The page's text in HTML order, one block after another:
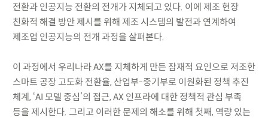
전환과 인공지능 전환의 전개가 지체되고 있다. 이에 제조 현장
친화적 해결 방안 제시를 위해 제조 시스템의 발전과 연계하여
제조업 인공지능의 전개 과정을 살펴본다.
이 과정에서 우리나라 AX를 지체하게 만든 잠재적 요인으로 저조한
스마트 공장 고도화 전환율, 산업부-중기부로 이원화된 정책 추진
체계, ‘AI 모델 중심’의 접근, AX 인프라에 대한 정책적 관심 부족
등을 제시한다. 그리고 이러한 문제의 해소를 위해 첫째, 역량 있는